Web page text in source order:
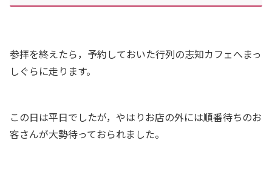
参拝を終えたら，予約しておいた行列の志知カフェへまっ
しぐらに走ります。
この日は平日でしたが，やはりお店の外には順番待ちのお
客さんが大勢待っておられました。